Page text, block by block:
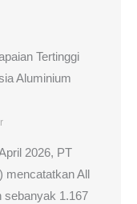
Tertinggi
Aluminium
2026, PT
mencatatkan All
sebanyak 1.167